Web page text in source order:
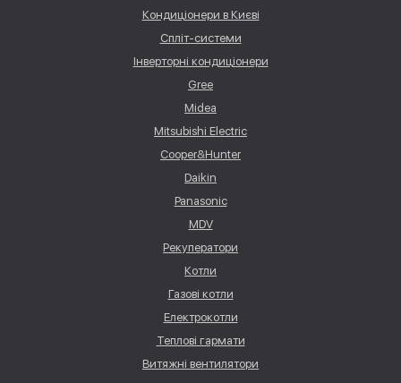
Кондиціонери в Києві
Спліт-системи
Інверторні кондиціонери
Gree
Midea
Mitsubishi Electric
Cooper&Hunter
Daikin
Panasonic
MDV
Рекуператори
Котли
Газові котли
Електрокотли
Теплові гармати
Витяжні вентилятори